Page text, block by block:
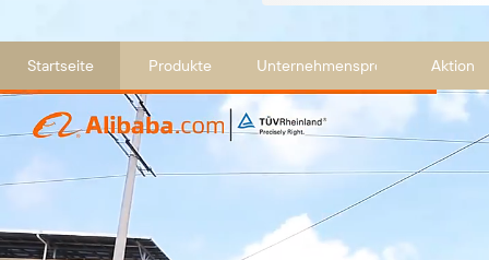
Startseite Produkte Unternehmensprofil Aktion